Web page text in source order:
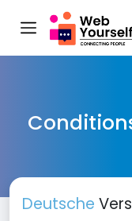
Deutsche